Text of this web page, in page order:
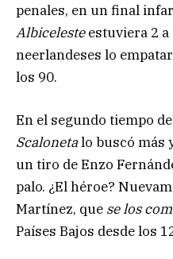
penales, en un final
Albicelesteestuviera 2
neerlandeses lo
los 90.
En el segundo tiempo
Scalonetalo buscó más
un tiro de Enzo
palo. ¿El héroe?
Martínez, que se los
Países Bajos desde los